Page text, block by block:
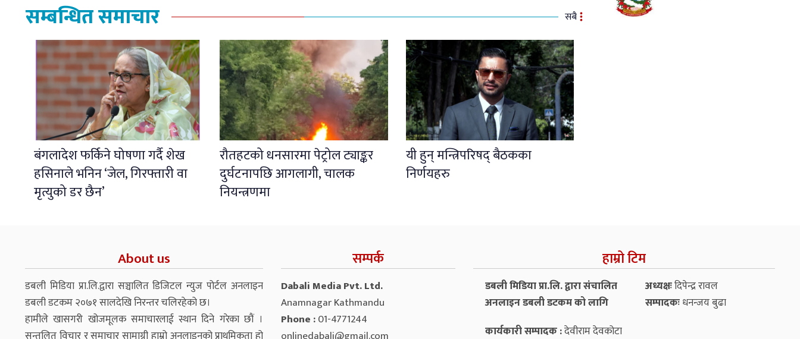
सम्बन्धित समाचार सबै
बंगलादेश फर्किने घोषणा गर्दै शेख
हसिनाले भनिन ‘जेल, गिरफ्तारी वा
मृत्युको डर छैन’
रौतहटको धनसारमा पेट्रोल ट्याङ्कर
दुर्घटनापछि आगलागी, चालक
नियन्त्रणमा
यी हुन् मन्त्रिपरिषद् बैठकका
निर्णयहरु
About us
डबली मिडिया प्रा.लि.द्वारा सञ्चालित डिजिटल न्युज पोर्टल अनलाइन
डबली डटकम २०७१ सालदेखि निरन्तर चलिरहेको छ।
हामीले खासगरी खोजमूलक समाचारलाई स्थान दिने गरेका छौं ।
सम्पर्क
Dabali Media Pvt. Ltd.
Anamnagar Kathmandu
Phone :01-4771244
हाम्रो टिम
डबली मिडिया प्रा.लि. द्वारा संचालित
अनलाइन डबली डटकम को लागि
अध्यक्षःदिपेन्द्र रावल
सम्पादकःधनन्‍जय बुढा
कार्यकारी सम्पादक :देवीराम देवकोटा